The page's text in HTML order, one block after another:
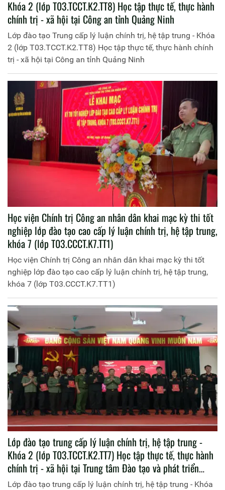
Khóa 2 (lớp T03.TCCT.K2.TT8) Học tập thực tế, thực hành
chính trị - xã hội tại Công an tỉnh Quảng Ninh
Lớp đào tạo Trung cấp lý luận chính trị, hệ tập trung - Khóa
2 (lớp T03.TCCT.K2.TT8) Học tập thực tế, thực hành chính
trị - xã hội tại Công an tỉnh Quảng Ninh
Học viện Chính trị Công an nhân dân khai mạc kỳ thi tốt
nghiệp lớp đào tạo cao cấp lý luận chính trị, hệ tập trung,
khóa 7 (lớp T03.CCCT.K7.TT1)
Học viện Chính trị Công an nhân dân khai mạc kỳ thi tốt
nghiệp lớp đào tạo cao cấp lý luận chính trị, hệ tập trung,
khóa 7 (lớp T03.CCCT.K7.TT1)
Lớp đào tạo trung cấp lý luận chính trị, hệ tập trung -
Khóa 2 (lớp T03.TCCT.K2.TT7) Học tập thực tế, thực hành
chính trị - xã hội tại Trung tâm Đào tạo và phát triển
năng lực gìn giữ hoà bình Bộ Công an
Lớp đào tạo trung cấp lý luận chính trị, hệ tập trung - Khóa